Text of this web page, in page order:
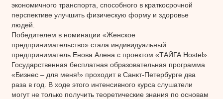
экономичного транспорта, способного в краткосрочной
перспективе улучшить физическую форму и здоровье
людей.
Победителем в номинации «Женское
предпринимательство» стала индивидуальный
предприниматель Енова Алена с проектом «ТАЙГА Hostel».
Государственная бесплатная образовательная программа
«Бизнес – для меня!» проходит в Санкт-Петербурге два
раза в год. В ходе этого интенсивного курса слушатели
могут не только получить теоретические знания по основам